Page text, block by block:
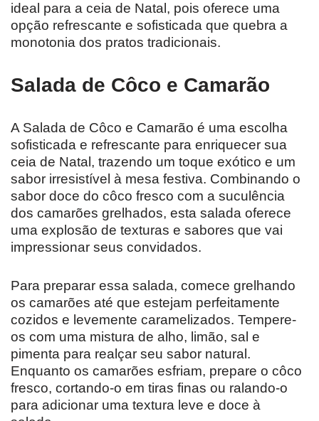
ideal para a ceia de Natal, pois oferece uma
opção refrescante e sofisticada que quebra a
monotonia dos pratos tradicionais.
Salada de Côco e Camarão
A Salada de Côco e Camarão é uma escolha
sofisticada e refrescante para enriquecer sua
ceia de Natal, trazendo um toque exótico e um
sabor irresistível à mesa festiva. Combinando o
sabor doce do côco fresco com a suculência
dos camarões grelhados, esta salada oferece
uma explosão de texturas e sabores que vai
impressionar seus convidados.
Para preparar essa salada, comece grelhando
os camarões até que estejam perfeitamente
cozidos e levemente caramelizados. Tempere-
os com uma mistura de alho, limão, sal e
pimenta para realçar seu sabor natural.
Enquanto os camarões esfriam, prepare o côco
fresco, cortando-o em tiras finas ou ralando-o
para adicionar uma textura leve e doce à